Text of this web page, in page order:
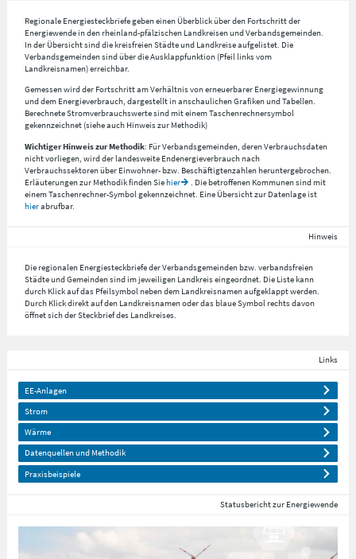
Regionale Energiesteckbriefe geben einen Überblick über den Fortschritt der
Energiewende in den rheinland-pfälzischen Landkreisen und Verbandsgemeinden.
In der Übersicht sind die kreisfreien Städte und Landkreise aufgelistet. Die
Verbandsgemeinden sind über die Ausklappfunktion (Pfeil links vom
Landkreisnamen) erreichbar.
Gemessen wird der Fortschritt am Verhältnis von erneuerbarer Energiegewinnung
und dem Energieverbrauch, dargestellt in anschaulichen Grafiken und Tabellen.
Berechnete Stromverbrauchswerte sind mit einem Taschenrechnersymbol
gekennzeichnet (siehe auch Hinweis zur Methodik)
Wichtiger Hinweis zur Methodik: Für Verbandsgemeinden, deren Verbrauchsdaten
nicht vorliegen, wird der landesweite Endenergieverbrauch nach
Verbrauchssektoren über Einwohner- bzw. Beschäftigtenzahlen heruntergebrochen.
Erläuterungen zur Methodik finden Siehier
. Die betroffenen Kommunen sind mit
einem Taschenrechner-Symbol gekennzeichnet. Eine Übersicht zur Datenlage ist
hierabrufbar.
Hinweis
Die regionalen Energiesteckbriefe der Verbandsgemeinden bzw. verbandsfreien
Städte und Gemeinden sind im jeweiligen Landkreis eingeordnet. Die Liste kann
durch Klick auf das Pfeilsymbol neben dem Landkreisnamen aufgeklappt werden.
Durch Klick direkt auf den Landkreisnamen oder das blaue Symbol rechts davon
öffnet sich der Steckbrief des Landkreises.
Links
EE-Anlagen
Strom
Wärme
Datenquellen und Methodik
Praxisbeispiele
Statusbericht zur Energiewende